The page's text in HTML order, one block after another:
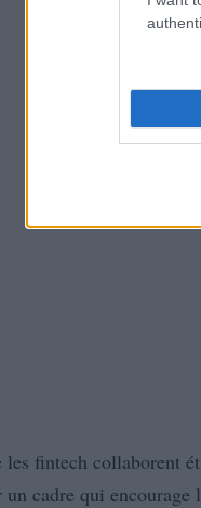
fintech collaborent
cadre qui encourage